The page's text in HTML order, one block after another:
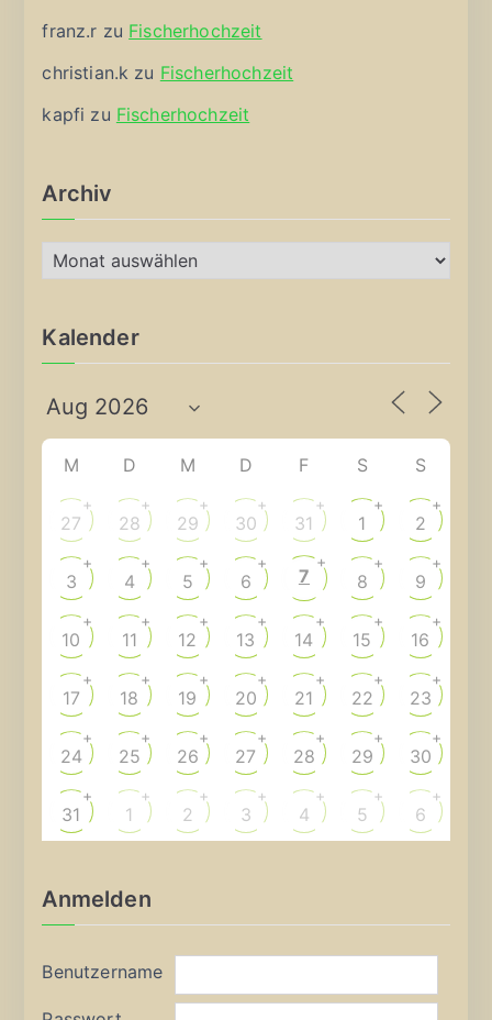
franz.r zu Fischerhochzeit
christian.k zu Fischerhochzeit
kapfi zu Fischerhochzeit
Archiv
r
h
v
Kalender
M D M D F S S
27
+
28
+
29
+
30
+
31
+
1
+
2
+
3
+
4
+
5
+
6
+
7
+
8
+
9
+
10
+
11
+
12
+
13
+
14
+
15
+
16
+
17
+
18
+
19
+
20
+
21
+
22
+
23
+
24
+
25
+
26
+
27
+
28
+
29
+
30
+
31
+
1
+
2
+
3
+
4
+
5
+
6
+
Anmelden
Benutzername